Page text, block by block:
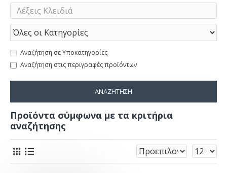
Αναζήτηση σε Υποκατηγορίες
Αναζήτηση στις περιγραφές προϊόντων
ΑΝΑΖΉΤΗΣΗ
Προϊόντα σύμφωνα με τα κριτήρια
αναζήτησης